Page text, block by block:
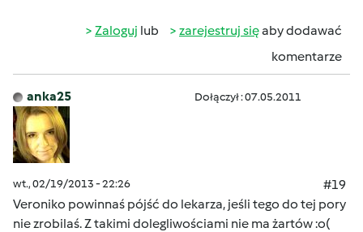
Zaloguj lub zarejestruj sięaby dodawać
komentarze
anka25 Dołączył : 07.05.2011
wt., 02/19/2013 - 22:26
#19
Veroniko powinnaś pójść do lekarza, jeśli tego do tej pory
nie zrobilaś. Z takimi dolegliwościami nie ma żartów :o(